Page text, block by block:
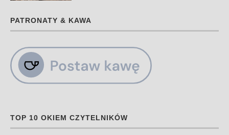
PATRONATY & KAWA
TOP 10 OKIEM CZYTELNIKÓW